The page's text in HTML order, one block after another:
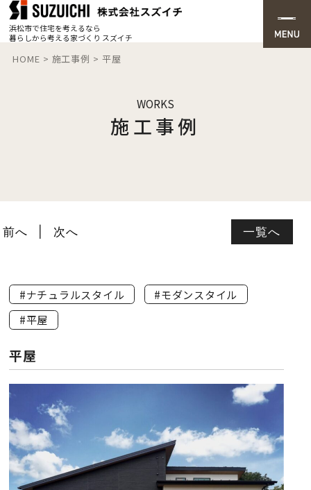
浜松市で住宅を考えるなら
暮らしから考える家づくり スズイチ
HOME > 施工事例 > 平屋
WORKS
施工事例
一覧へ
前へ 次へ
#ナチュラルスタイル
#モダンスタイル
#平屋
平屋